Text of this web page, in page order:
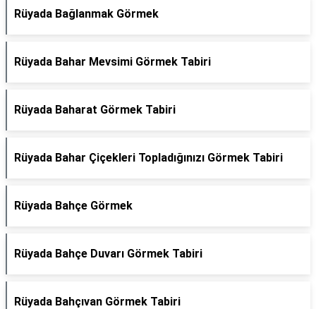
Rüyada Bağlanmak Görmek
Rüyada Bahar Mevsimi Görmek Tabiri
Rüyada Baharat Görmek Tabiri
Rüyada Bahar Çiçekleri Topladığınızı Görmek Tabiri
Rüyada Bahçe Görmek
Rüyada Bahçe Duvarı Görmek Tabiri
Rüyada Bahçıvan Görmek Tabiri